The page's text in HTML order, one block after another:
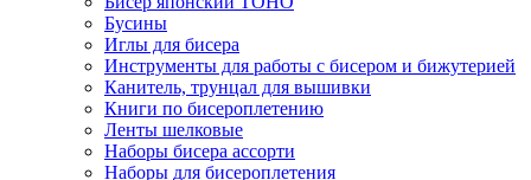
Бусины
Иглы для бисера
Инструменты для работы с бисером и бижутерией
Канитель, трунцал для вышивки
Книги по бисероплетению
Ленты шелковые
Наборы бисера ассорти
Наборы для бисероплетения